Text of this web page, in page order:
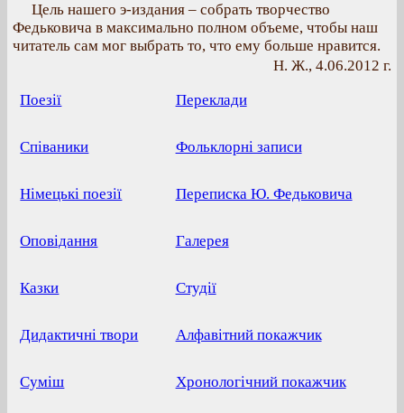
Цель нашего э-издания – собрать творчество
Федьковича в максимально полном объеме, чтобы наш
читатель сам мог выбрать то, что ему больше нравится.
Н. Ж., 4.06.2012 г.
Поезії
Співаники
Німецькі поезії
Оповідання
Казки
Дидактичні твори
Суміш
Переклади
Фольклорні записи
Переписка Ю. Федьковича
Галерея
Студії
Алфавітний покажчик
Хронологічний покажчик